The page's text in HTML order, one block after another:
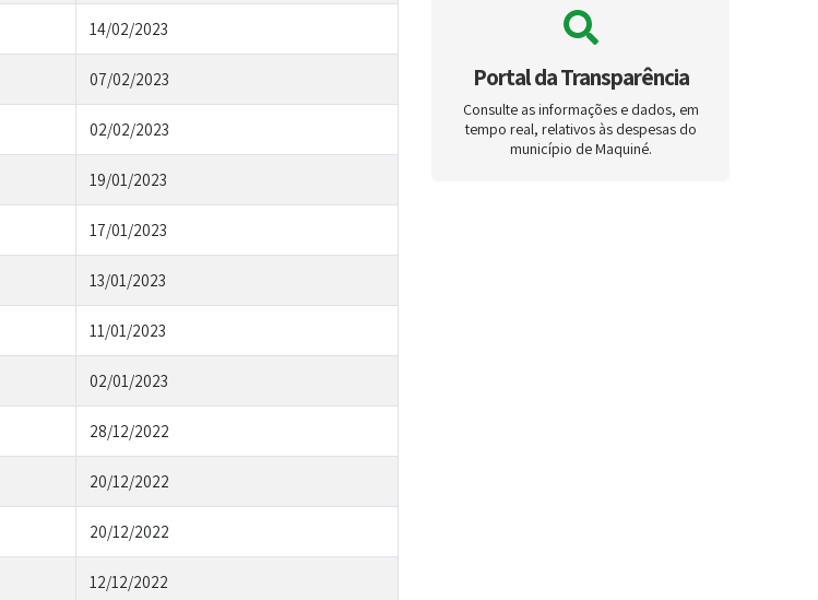
14/02/2023
07/02/2023
02/02/2023
19/01/2023
17/01/2023
13/01/2023
11/01/2023
02/01/2023
28/12/2022
20/12/2022
20/12/2022
12/12/2022
Portal da Transparência
Consulte as informações e dados, em
tempo real, relativos às despesas do
município de Maquiné.